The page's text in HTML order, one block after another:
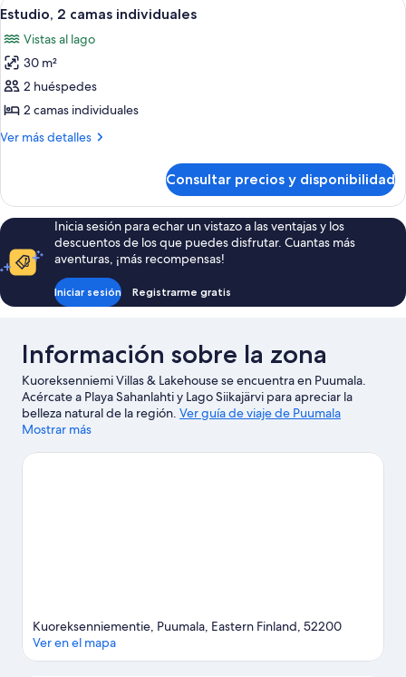
todas
las
fotos
de
Estudio,
2
9
Estudio, 2 camas individuales
Vistas al lago
30 m²
2 huéspedes
2 camas individuales
Ver más detalles
Más
2
camas
individuales
Consultar precios y disponibilidad
Inicia sesión para echar un vistazo a las ventajas y los
descuentos de los que puedes disfrutar. Cuantas más
aventuras, ¡más recompensas!
Iniciar sesión Registrarme gratis
Información sobre la zona
Kuoreksenniemi Villas & Lakehouse se encuentra en Puumala.
Acércate a Playa Sahanlahti y Lago Siikajärvi para apreciar la
belleza natural de la región. Ver guía de viaje de Puumala
Mostrar más
Kuoreksenniementie, Puumala, Eastern Finland, 52200
Ver en el mapa